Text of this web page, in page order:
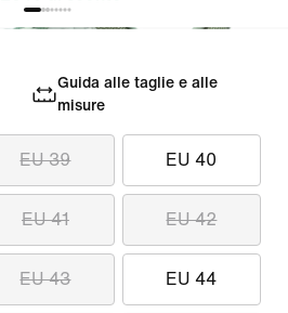
Guida alle taglie e alle
misure
EU 39 EU 40
EU 41 EU 42
EU 43 EU 44